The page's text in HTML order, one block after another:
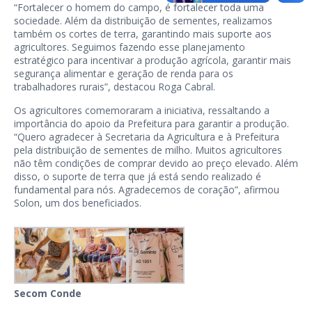
“Fortalecer o homem do campo, é fortalecer toda uma
sociedade. Além da distribuição de sementes, realizamos
também os cortes de terra, garantindo mais suporte aos
agricultores. Seguimos fazendo esse planejamento
estratégico para incentivar a produção agrícola, garantir mais
segurança alimentar e geração de renda para os
trabalhadores rurais”, destacou Roga Cabral.
Os agricultores comemoraram a iniciativa, ressaltando a
importância do apoio da Prefeitura para garantir a produção.
“Quero agradecer à Secretaria da Agricultura e à Prefeitura
pela distribuição de sementes de milho. Muitos agricultores
não têm condições de comprar devido ao preço elevado. Além
disso, o suporte de terra que já está sendo realizado é
fundamental para nós. Agradecemos de coração”, afirmou
Solon, um dos beneficiados.
Secom Conde